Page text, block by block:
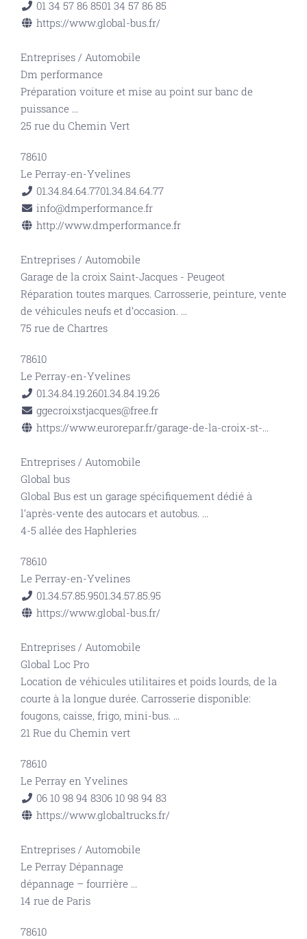
01 34 57 86 8501 34 57 86 85
https://www.global-bus.fr/
Entreprises / Automobile
Dm performance
Préparation voiture et mise au point sur banc de
puissance ...
25 rue du Chemin Vert
78610
Le Perray-en-Yvelines
01.34.84.64.7701.34.84.64.77
info@dmperformance.fr
http://www.dmperformance.fr
Entreprises / Automobile
Garage de la croix Saint-Jacques - Peugeot
Réparation toutes marques. Carrosserie, peinture, vente
de véhicules neufs et d’occasion. ...
75 rue de Chartres
78610
Le Perray-en-Yvelines
01.34.84.19.2601.34.84.19.26
ggecroixstjacques@free.fr
https://www.eurorepar.fr/garage-de-la-croix-st-...
Entreprises / Automobile
Global bus
Global Bus est un garage spécifiquement dédié à
l’après-vente des autocars et autobus. ...
4-5 allée des Haphleries
78610
Le Perray-en-Yvelines
01.34.57.85.9501.34.57.85.95
https://www.global-bus.fr/
Entreprises / Automobile
Global Loc Pro
Location de véhicules utilitaires et poids lourds, de la
courte à la longue durée. Carrosserie disponible:
fougons, caisse, frigo, mini-bus. ...
21 Rue du Chemin vert
78610
Le Perray en Yvelines
06 10 98 94 8306 10 98 94 83
https://www.globaltrucks.fr/
Entreprises / Automobile
Le Perray Dépannage
dépannage – fourrière ...
14 rue de Paris
78610